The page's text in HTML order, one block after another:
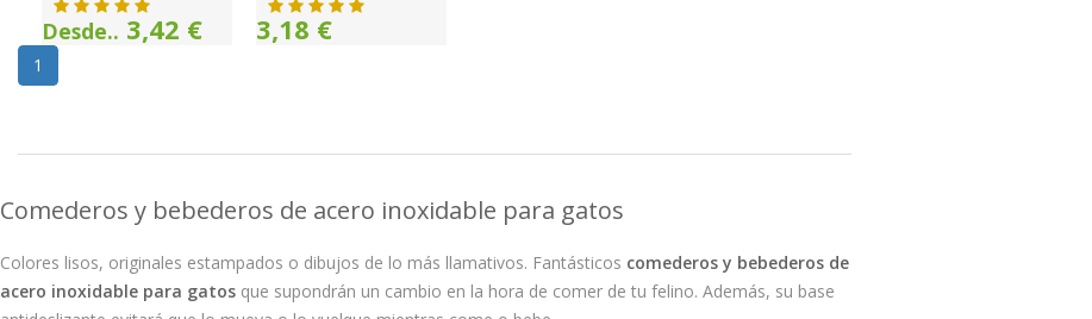
Desde.. 3,42 € 3,18 €
1
Comederos y bebederos de acero inoxidable para gatos
Colores lisos, originales estampados o dibujos de lo más llamativos. Fantásticos comederos y bebederos de
acero inoxidable para gatos que supondrán un cambio en la hora de comer de tu felino. Además, su base